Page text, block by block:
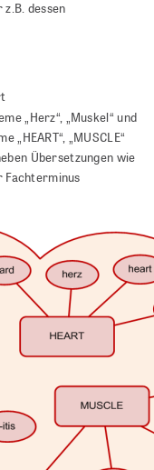
dessen
„Herz“, „Muskel“ und
„MUSCLE“
Übersetzungen wie
Fachterminus